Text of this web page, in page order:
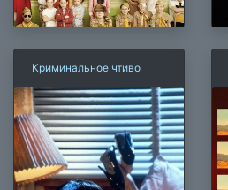
Криминальное чтиво